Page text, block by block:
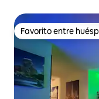
Favorito entre
Favorito entre